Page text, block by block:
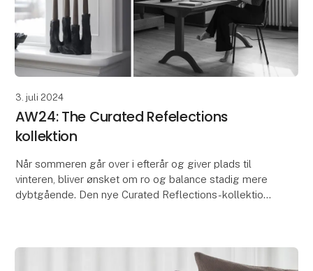
3. juli 2024
AW24: The Curated Refelections
kollektion
Når sommeren går over i efterår og giver plads til
vinteren, bliver ønsket om ro og balance stadig mere
dybtgående. Den nye Curated Reflections-kollektion